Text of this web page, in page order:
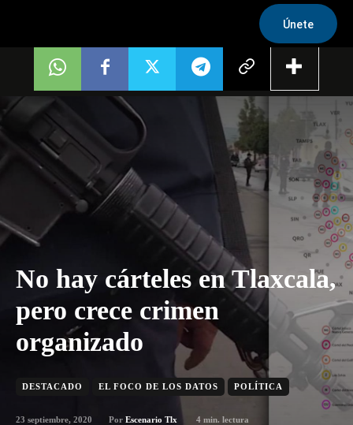
Únete
No hay cárteles en Tlaxcala,
pero crece crimen
organizado
DESTACADO EL FOCO DE LOS DATOS POLÍTICA
23 septiembre, 2020 Por Escenario Tlx 4 min. lectura